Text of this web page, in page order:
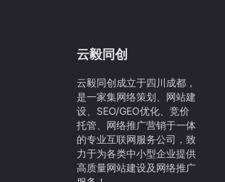
云毅同创
云毅同创成立于四川成都，
是一家集网络策划、网站建
设、SEO/GEO优化、竞价
托管、网络推广营销于一体
的专业互联网服务公司，致
力于为各类中小型企业提供
高质量网站建设及网络推广